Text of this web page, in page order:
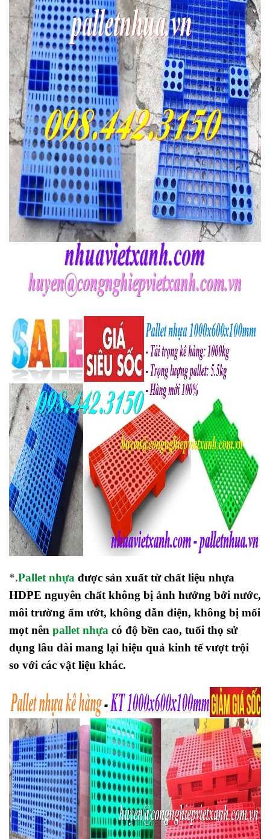
*.Pallet nhựa được sản xuất từ chất liệu nhựa
HDPE nguyên chất không bị ảnh hưởng bởi nước,
môi trường ẩm ướt, không dẫn điện, không bị mối
mọt nên pallet nhựa có độ bền cao, tuổi thọ sử
dụng lâu dài mang lại hiệu quả kinh tế vượt trội
so với các vật liệu khác.